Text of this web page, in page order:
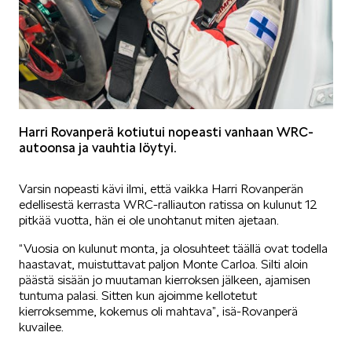
ŠKODA MEDIASSA
SPONSOROINTI & YHTEISTYÖ
KLASSIKOT
Harri Rovanperä kotiutui nopeasti vanhaan WRC-
autoonsa ja vauhtia löytyi.
Varsin nopeasti kävi ilmi, että vaikka Harri Rovanperän
edellisestä kerrasta WRC-ralliauton ratissa on kulunut 12
pitkää vuotta, hän ei ole unohtanut miten ajetaan.
“Vuosia on kulunut monta, ja olosuhteet täällä ovat todella
haastavat, muistuttavat paljon Monte Carloa. Silti aloin
päästä sisään jo muutaman kierroksen jälkeen, ajamisen
tuntuma palasi. Sitten kun ajoimme kellotetut
kierroksemme, kokemus oli mahtava”, isä-Rovanperä
kuvailee.